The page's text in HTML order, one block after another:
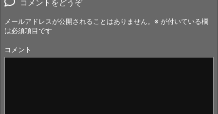
コメントをどうぞ
メールアドレスが公開されることはありません。 ※ が付いている欄
は必須項目です
コメント